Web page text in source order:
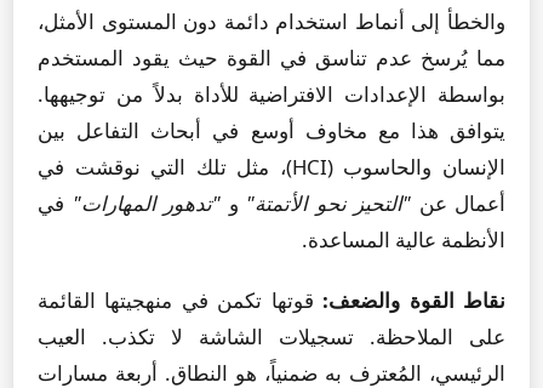
والخطأ إلى أنماط استخدام دائمة دون المستوى الأمثل،
مما يُرسخ عدم تناسق في القوة حيث يقود المستخدم
بواسطة الإعدادات الافتراضية للأداة بدلاً من توجيهها.
يتوافق هذا مع مخاوف أوسع في أبحاث التفاعل بين
الإنسان والحاسوب (HCI)، مثل تلك التي نوقشت في
أعمال عن "التحيز نحو الأتمتة" و "تدهور المهارات" في
الأنظمة عالية المساعدة.
نقاط القوة والضعف: قوتها تكمن في منهجيتها القائمة
على الملاحظة. تسجيلات الشاشة لا تكذب. العيب
الرئيسي، المُعترف به ضمنياً، هو النطاق. أربعة مسارات